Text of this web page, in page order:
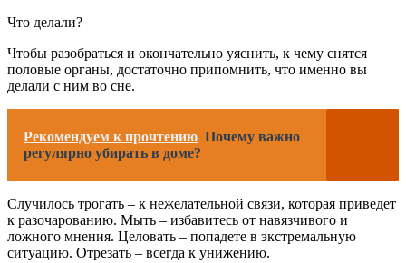
Что делали?
Чтобы разобраться и окончательно уяснить, к чему снятся
половые органы, достаточно припомнить, что именно вы
делали с ним во сне.
Рекомендуем к прочтению Почему важно
регулярно убирать в доме?
Случилось трогать – к нежелательной связи, которая приведет
к разочарованию. Мыть – избавитесь от навязчивого и
ложного мнения. Целовать – попадете в экстремальную
ситуацию. Отрезать – всегда к унижению.